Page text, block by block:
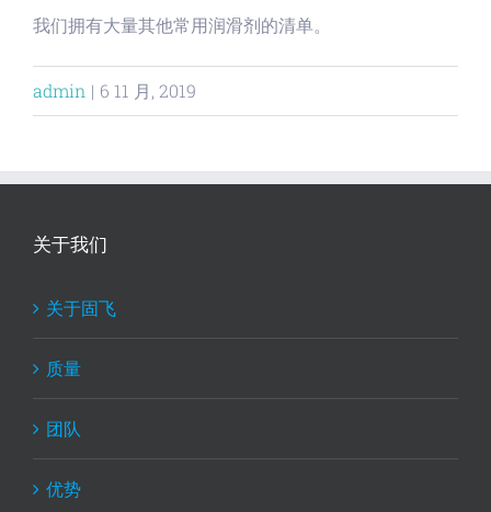
我们拥有大量其他常用润滑剂的清单。
admin | 6 11 月, 2019
关于我们
关于固飞
质量
团队
优势